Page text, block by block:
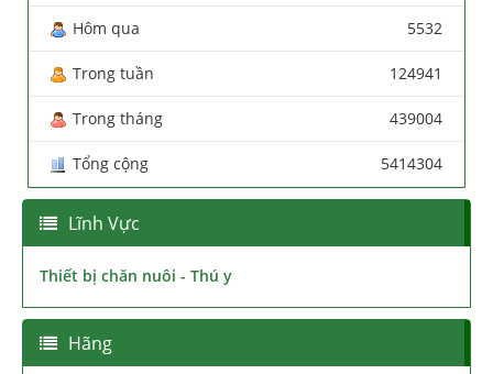
Hôm qua 5532
Trong tuần 124941
Trong tháng 439004
Tổng cộng 5414304
Lĩnh Vực
Thiết bị chăn nuôi - Thú y
Hãng